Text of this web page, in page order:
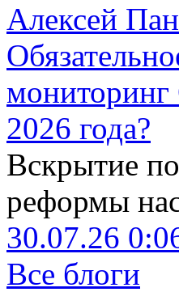
Алексей
2026 года?
Вскрытие
реформы
30.07.26
Все блоги